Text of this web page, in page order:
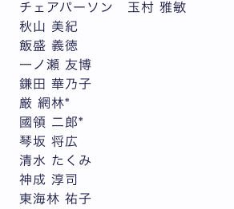
チェアパーソン 玉村 雅敏
秋山 美紀
飯盛 義徳
一ノ瀬 友博
鎌田 華乃子
厳 網林*
國領 二郎*
琴坂 将広
清水 たくみ
神成 淳司
東海林 祐子